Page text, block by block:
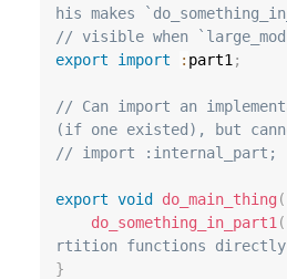
his makes
// visible when
export
import : part1 ;
// Can import an
(if one existed), but
// import :internal_part;
export void do_main_thing (
do_something_in_part1 (
rtition functions directly
}